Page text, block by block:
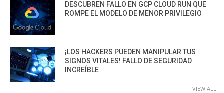
DESCUBREN FALLO EN GCP CLOUD RUN QUE
ROMPE EL MODELO DE MENOR PRIVILEGIO
¡LOS HACKERS PUEDEN MANIPULAR TUS
SIGNOS VITALES! FALLO DE SEGURIDAD
INCREÍBLE
VIEW ALL